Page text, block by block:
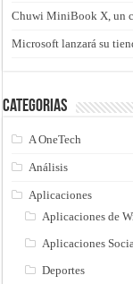
Chuwi MiniBook X, un
Microsoft lanzará su
Categorias
A OneTech
Análisis
Aplicaciones
Aplicaciones de
Aplicaciones
Deportes